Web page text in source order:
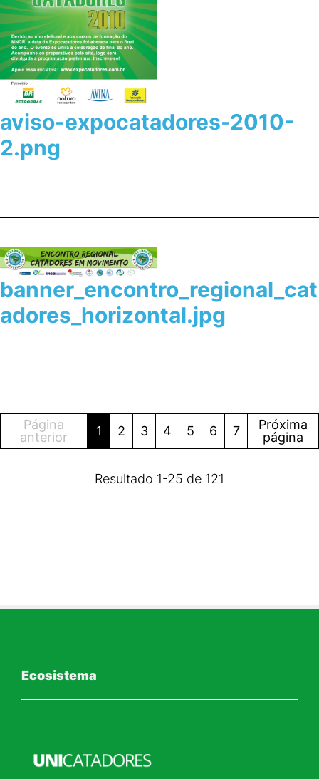
aviso-expocatadores-2010-
2.png
banner_encontro_regional_cat
adores_horizontal.jpg
Página
anterior
1 2 3 4 5 6 7
Próxima
página
Resultado 1-25 de 121
Ecosistema